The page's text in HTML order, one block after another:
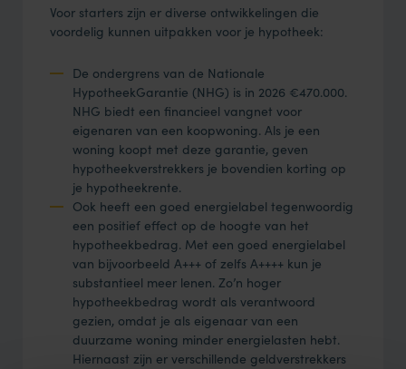
Voor starters zijn er diverse ontwikkelingen die
voordelig kunnen uitpakken voor je hypotheek:
De ondergrens van de Nationale
HypotheekGarantie (NHG) is in 2026 €470.000.
NHG biedt een financieel vangnet voor
eigenaren van een koopwoning. Als je een
woning koopt met deze garantie, geven
hypotheekverstrekkers je bovendien korting op
je hypotheekrente.
Ook heeft een goed energielabel tegenwoordig
een positief effect op de hoogte van het
hypotheekbedrag. Met een goed energielabel
van bijvoorbeeld A+++ of zelfs A++++ kun je
substantieel meer lenen. Zo’n hoger
hypotheekbedrag wordt als verantwoord
gezien, omdat je als eigenaar van een
duurzame woning minder energielasten hebt.
Hiernaast zijn er verschillende geldverstrekkers